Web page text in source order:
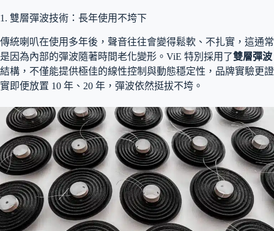
1. 雙層彈波技術：長年使用不垮下
傳統喇叭在使用多年後，聲音往往會變得鬆軟、不扎實，這通常
是因為內部的彈波隨著時間老化變形。ViE 特別採用了雙層彈波
結構，不僅能提供極佳的線性控制與動態穩定性，品牌實驗更證
實即便放置 10 年、20 年，彈波依然挺拔不垮。